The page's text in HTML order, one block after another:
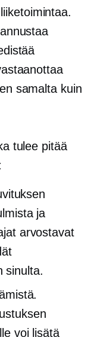
samalta kuin
tulee pitää
ja
arvostavat
sinulta.
voi lisätä